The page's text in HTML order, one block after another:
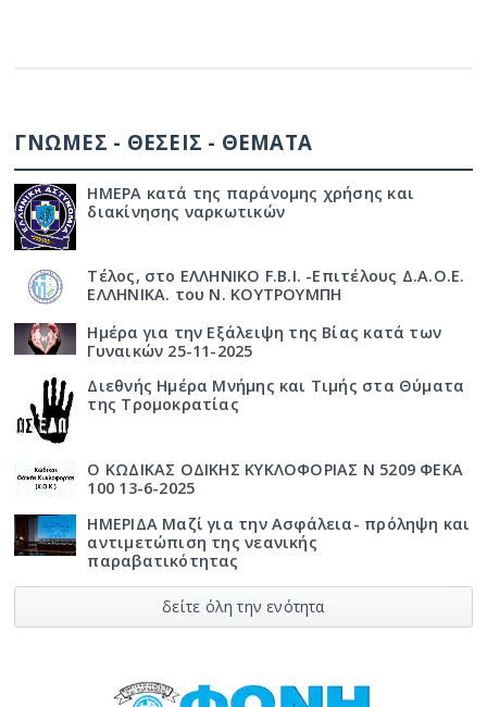
ΓΝΩΜΕΣ - ΘΕΣΕΙΣ - ΘΕΜΑΤΑ
ΗΜΕΡΑ κατά της παράνομης χρήσης και
διακίνησης ναρκωτικών
Τέλος, στο ΕΛΛΗΝΙΚΟ F.B.I. -Επιτέλους Δ.Α.Ο.Ε.
ΕΛΛΗΝΙΚΑ. του Ν. ΚΟΥΤΡΟΥΜΠΗ
Ημέρα για την Εξάλειψη της Βίας κατά των
Γυναικών 25-11-2025
Διεθνής Ημέρα Μνήμης και Τιμής στα Θύματα
της Τρομοκρατίας
Ο ΚΩΔΙΚΑΣ ΟΔΙΚΗΣ ΚΥΚΛΟΦΟΡΙΑΣ Ν 5209 ΦΕΚΑ
100 13-6-2025
ΗΜΕΡΙΔΑ Μαζί για την Ασφάλεια- πρόληψη και
αντιμετώπιση της νεανικής
παραβατικότητας
δείτε όλη την ενότητα